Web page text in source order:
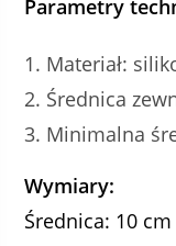
Parametry
Materiał:
Średnica
Minimalna
Wymiary:
Średnica: 10 cm